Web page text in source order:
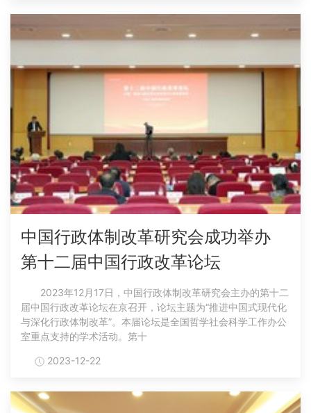
中国行政体制改革研究会成功举办
第十二届中国行政改革论坛
2023年12月17日，中国行政体制改革研究会主办的第十二
届中国行政改革论坛在京召开，论坛主题为“推进中国式现代化
与深化行政体制改革”。本届论坛是全国哲学社会科学工作办公
室重点支持的学术活动。第十
2023-12-22